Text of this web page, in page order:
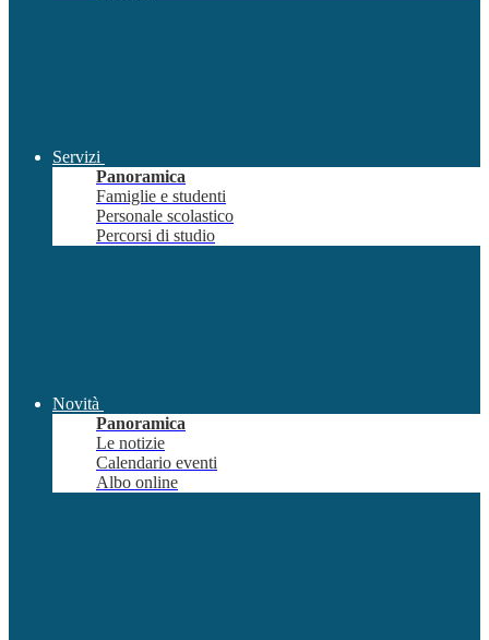
Servizi
Panoramica
Famiglie e studenti
Personale scolastico
Percorsi di studio
Novità
Panoramica
Le notizie
Calendario eventi
Albo online